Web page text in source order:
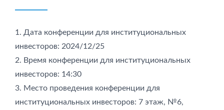
1. Дата конференции для институциональных
инвесторов: 2024/12/25
2. Время конференции для институциональных
инвесторов: 14:30
3. Место проведения конференции для
институциональных инвесторов: 7 этаж, №6,